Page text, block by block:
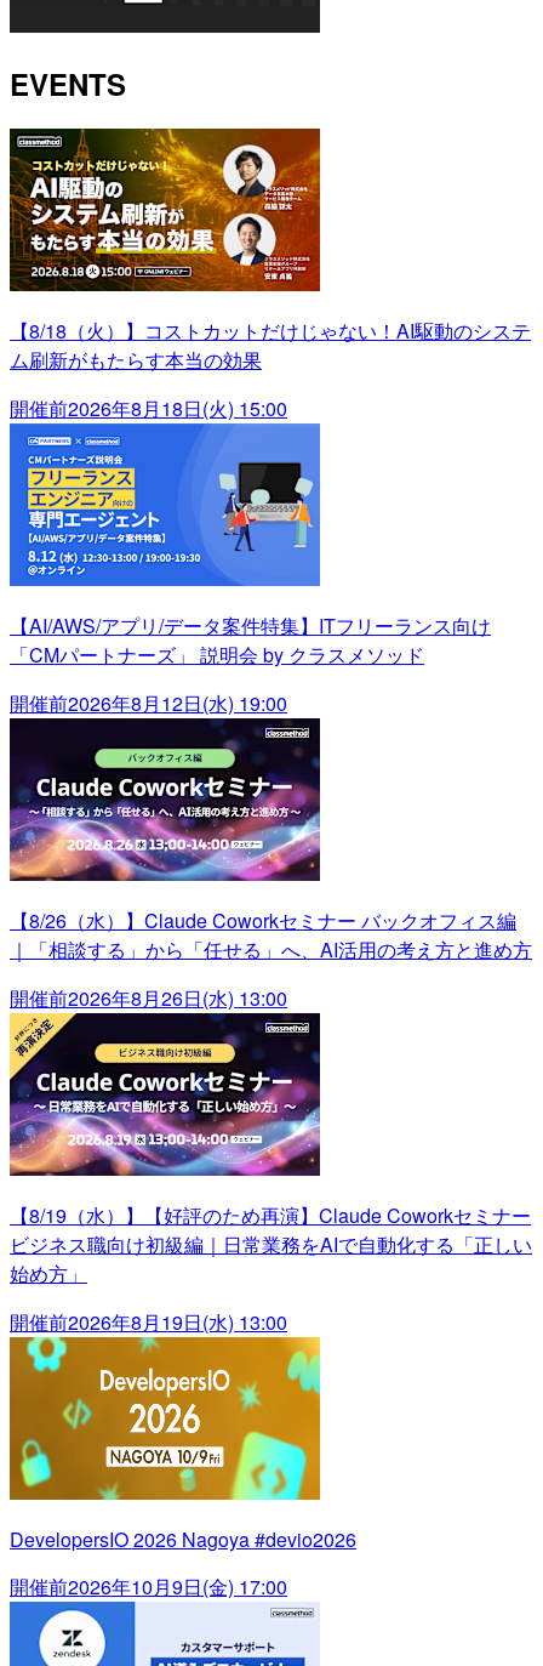
EVENTS
【8/18（火）】コストカットだけじゃない！AI駆動のシステ
ム刷新がもたらす本当の効果
開催前2026年8月18日(火) 15:00
【AI/AWS/アプリ/データ案件特集】ITフリーランス向け
「CMパートナーズ」 説明会 by クラスメソッド
開催前2026年8月12日(水) 19:00
【8/26（水）】Claude Coworkセミナー バックオフィス編
｜「相談する」から「任せる」へ、AI活用の考え方と進め方
開催前2026年8月26日(水) 13:00
【8/19（水）】【好評のため再演】Claude Coworkセミナー
ビジネス職向け初級編｜日常業務をAIで自動化する「正しい
始め方」
開催前2026年8月19日(水) 13:00
DevelopersIO 2026 Nagoya #devio2026
開催前2026年10月9日(金) 17:00